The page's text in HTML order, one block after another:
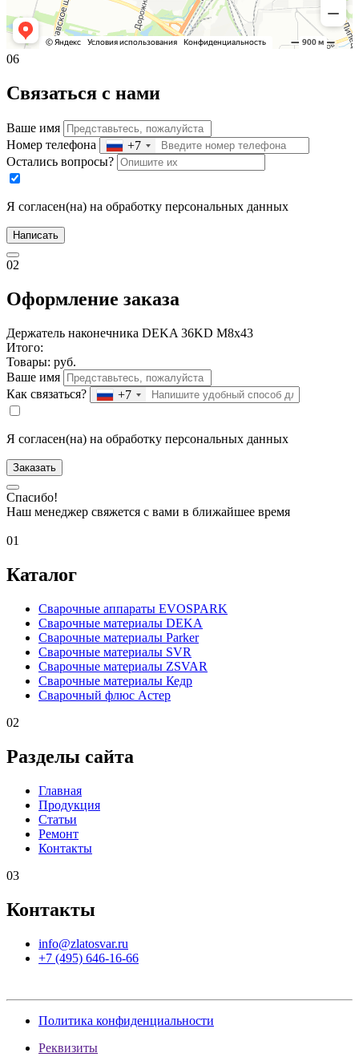
06
Связаться с нами
Ваше имя
Номер телефона
+7
Остались вопросы?
Я согласен(на) на обработку персональных данных
Написать
02
Оформление заказа
Держатель наконечника DEKA 36KD M8х43
Итого:
Товары: руб.
Ваше имя
Как связаться?
+7
Я согласен(на) на обработку персональных данных
Заказать
Спасибо!
Наш менеджер свяжется с вами в ближайшее время
01
Каталог
Сварочные аппараты EVOSPARK
Сварочные материалы DEKA
Сварочные материалы Parker
Сварочные материалы SVR
Сварочные материалы ZSVAR
Сварочные материалы Кедр
Сварочный флюс Астер
02
Разделы сайта
Главная
Продукция
Статьи
Ремонт
Контакты
03
Контакты
info@zlatosvar.ru
+7 (495) 646-16-66
Политика конфиденциальности
Реквизиты